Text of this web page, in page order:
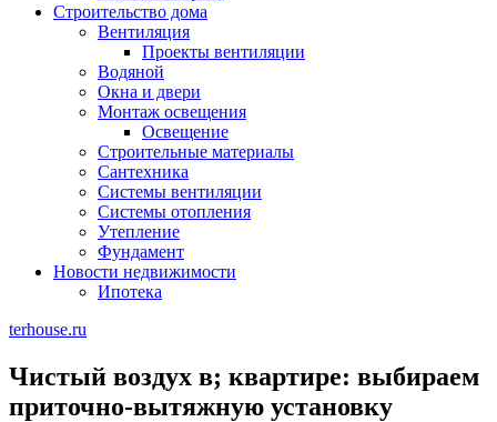
Строительство дома
Вентиляция
Проекты вентиляции
Водяной
Окна и двери
Монтаж освещения
Освещение
Строительные материалы
Сантехника
Системы вентиляции
Системы отопления
Утепление
Фундамент
Новости недвижимости
Ипотека
terhouse.ru
Чистый воздух в; квартире: выбираем
приточно-вытяжную установку